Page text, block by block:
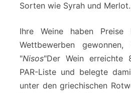
Sorten wie Syrah und Merlot.
Ihre Weine haben Preise
Wettbewerben
"Nisos"Der Wein erreichte
PAR-Liste und belegte
unter den griechischen